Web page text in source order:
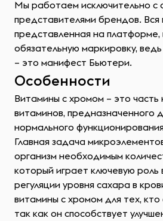
Мы работаем исключительно с
представителями брендов. Вся
представленная на платформе,
обязательную маркировку,
– это манифест Бьютери.
Особенности
Витамины с хромом – это часть
витаминов, предназначенного
нормального
Главная задача
организм необходимым
который играет ключевую
регуляции уровня сахара в
витамины с хромом для тех, кто
так как он способствует